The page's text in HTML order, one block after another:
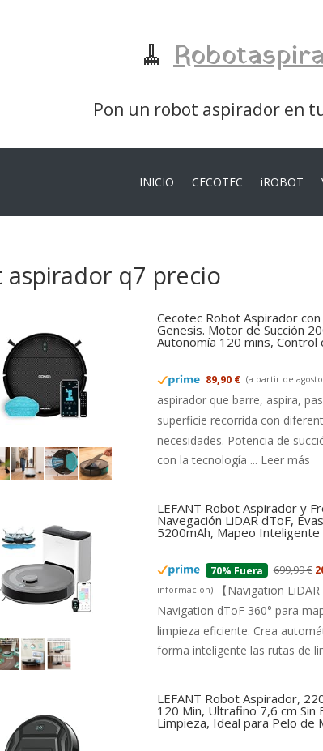
🧹
Pon un robot aspirador en
INICIO CECOTEC iROBOT
q7 precio
Cecotec Robot Aspirador
Genesis. Motor de Succión
Autonomía 120 mins, Control
89,90 € (a partir de agosto
aspirador que barre, aspira,
superficie recorrida con
necesidades. Potencia de
con la tecnología ... Leer más
LEFANT Robot Aspirador y
Navegación LiDAR dToF,
5200mAh, Mapeo
70% Fuera 699,99 €
información)
【Navigation
Navigation dToF 360° para
limpieza eficiente. Crea
forma inteligente las rutas de
LEFANT Robot Aspirador,
120 Min, Ultrafino 7,6 cm
Limpieza, Ideal para Pelo de